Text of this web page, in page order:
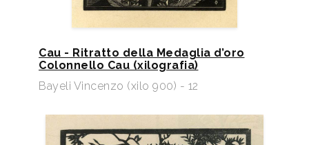
Cau - Ritratto della Medaglia d’oro
Colonnello Cau (xilografia)
Bayeli Vincenzo (xilo 900) - 12